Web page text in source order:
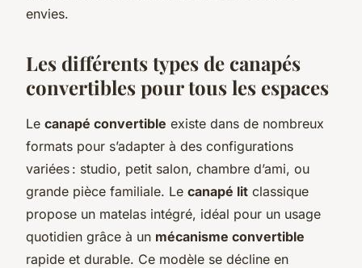
envies.
Les différents types de canapés
convertibles pour tous les espaces
Le canapé convertible existe dans de nombreux
formats pour s’adapter à des configurations
variées : studio, petit salon, chambre d’ami, ou
grande pièce familiale. Le canapé lit classique
propose un matelas intégré, idéal pour un usage
quotidien grâce à un mécanisme convertible
rapide et durable. Ce modèle se décline en